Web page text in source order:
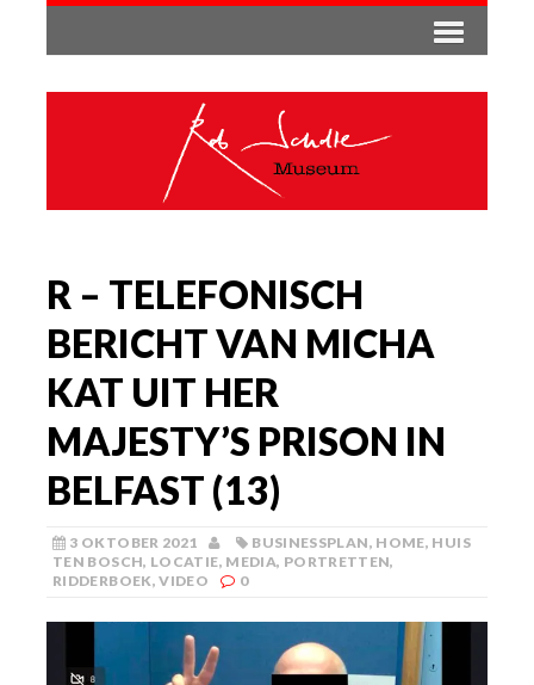
R – TELEFONISCH
BERICHT VAN MICHA
KAT UIT HER
MAJESTY’S PRISON IN
BELFAST (13)
3 OKTOBER 2021 BUSINESSPLAN, HOME, HUIS
TEN BOSCH, LOCATIE, MEDIA, PORTRETTEN,
RIDDERBOEK,VIDEO 0